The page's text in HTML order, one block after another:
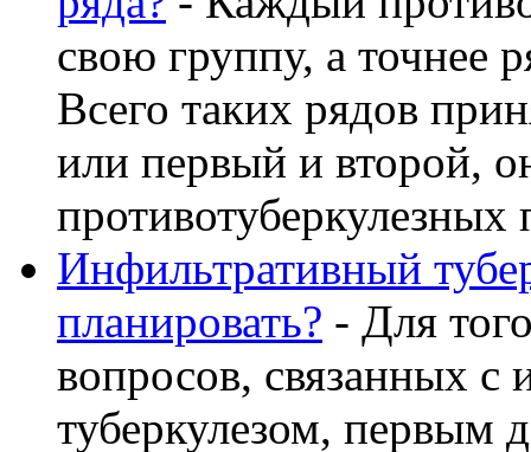
свою группу, а точнее
Всего таких рядов
или первый и второй,
противотуберкулезных
Инфильтративный
планировать? - Для
вопросов, связанных с
туберкулезом, первым